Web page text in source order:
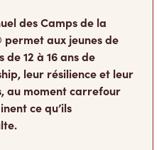
12 à 16 ans de
leur résilience et leur
au moment carrefour
ce qu’ils